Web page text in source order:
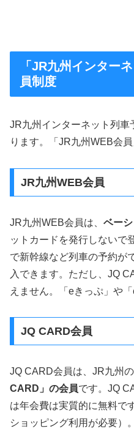
「JR九州インター
員制度
JR九州インターネット列車
ります。「JR九州WEB会
JR九州WEB会員
JR九州WEB会員は、 ベー
ットカードを発行しないで
で新幹線など列車の予約が
入できます。ただし、JQ
えません。「eきっぷ」や
JQ CARD会員
JQ CARD会員は、JR九州
CARD」の会員です。JQ
は年会費は実質的に無料で
ショッピング利用が必要）